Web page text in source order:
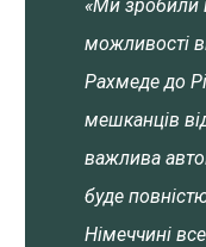
«Ми зробили
можливості
Рахмеде до
мешканців
важлива
буде
Німеччині